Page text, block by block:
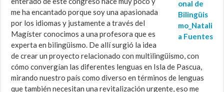
me ha encantado porque soy una apasionada
por los idiomas y justamente a través del
Magíster conocimos a una profesora que es
experta en bilingüismo. De allí surgió la idea
de crear un proyecto relacionado con multilingüismo, con
cómo convergían las diferentes lenguas en Isla de Pascua,
mirando nuestro país como diverso en términos de lenguas
que también necesitan una revitalización urgente, eso me